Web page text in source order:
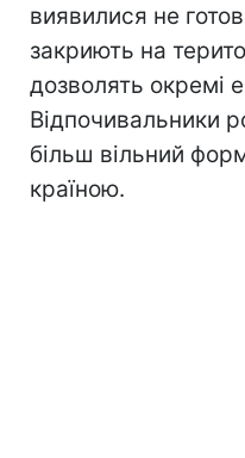
виявилися не
закриють на
дозволять окремі
Відпочивальники
більш вільний
країною.